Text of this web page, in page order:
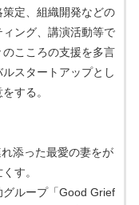
定、組織開発などの
ング、講演活動等で
こころの支援を多言
スタートアップとし
する。
添った最愛の妻をが
す。
ループ「Good Grief